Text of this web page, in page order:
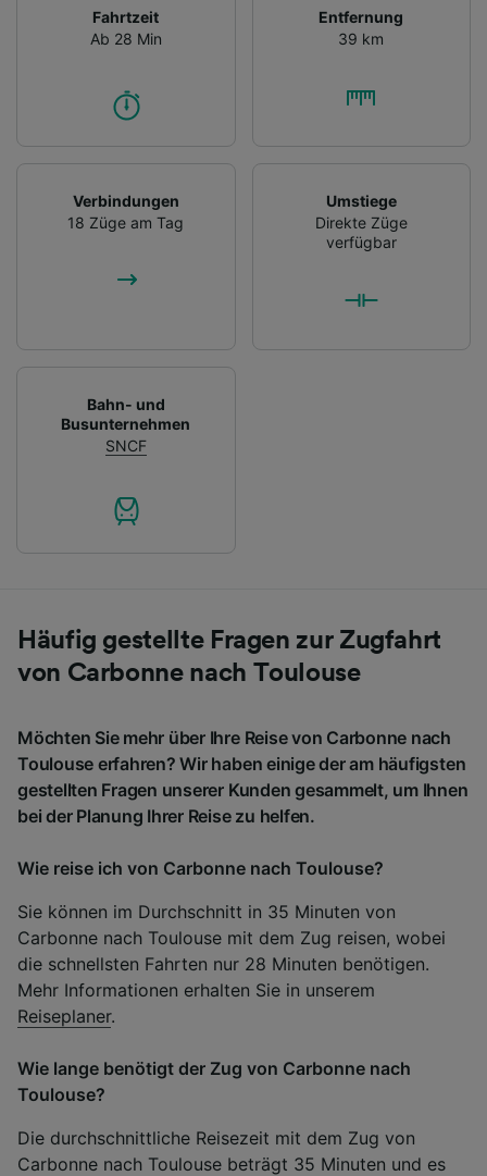
Fahrtzeit
Ab 28 Min
Entfernung
39 km
Verbindungen
18 Züge am Tag
Umstiege
Direkte Züge
verfügbar
Bahn- und
Busunternehmen
SNCF
Häufig gestellte Fragen zur Zugfahrt
von Carbonne nach Toulouse
Möchten Sie mehr über Ihre Reise von Carbonne nach
Toulouse erfahren? Wir haben einige der am häufigsten
gestellten Fragen unserer Kunden gesammelt, um Ihnen
bei der Planung Ihrer Reise zu helfen.
Wie reise ich von Carbonne nach Toulouse?
Sie können im Durchschnitt in 35 Minuten von
Carbonne nach Toulouse mit dem Zug reisen, wobei
die schnellsten Fahrten nur 28 Minuten benötigen.
Mehr Informationen erhalten Sie in unserem
Reiseplaner.
Wie lange benötigt der Zug von Carbonne nach
Toulouse?
Die durchschnittliche Reisezeit mit dem Zug von
Carbonne nach Toulouse beträgt 35 Minuten und es